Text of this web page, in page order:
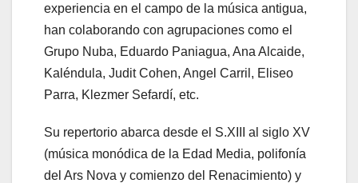
experiencia en el campo de la música antigua,
han colaborando con agrupaciones como el
Grupo Nuba, Eduardo Paniagua, Ana Alcaide,
Kaléndula, Judit Cohen, Angel Carril, Eliseo
Parra, Klezmer Sefardí, etc.
Su repertorio abarca desde el S.XIII al siglo XV
(música monódica de la Edad Media, polifonía
del Ars Nova y comienzo del Renacimiento) y